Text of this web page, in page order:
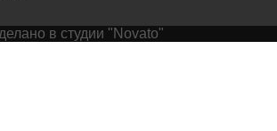
в студии "Novato"